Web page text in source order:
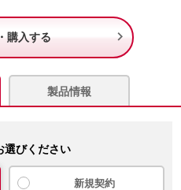
購入する 
製品情報
選びください
新規契約